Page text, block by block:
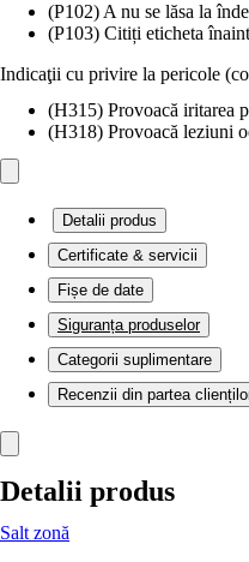
(P102) A nu se lăsa la
(P103) Citiți eticheta
Indicaţii cu privire la pericole
(H315) Provoacă iritarea
(H318) Provoacă leziuni
Detalii produs
Certificate & servicii
Fișe de date
Siguranța produselor
Categorii suplimentare
Recenzii din partea
Detalii produs
Salt zonă